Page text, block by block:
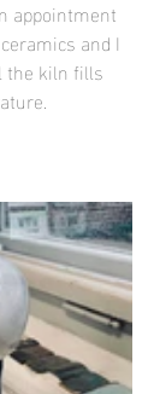
appointment
and I
the kiln fills